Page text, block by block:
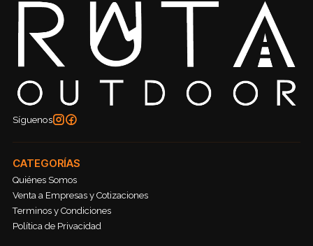
Síguenos
CATEGORÍAS
Quiénes Somos
Venta a Empresas y Cotizaciones
Terminos y Condiciones
Política de Privacidad